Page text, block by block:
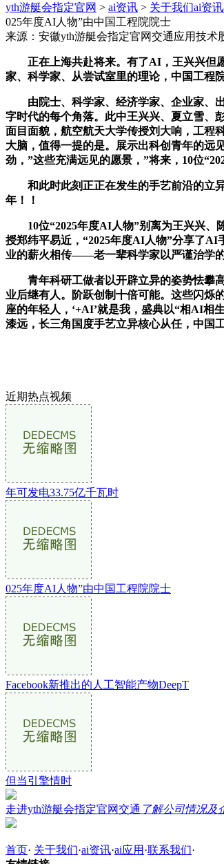
yth游艇会指定官网 > ai资讯 > 关于我们ai资讯
025年度AI人物”由中国工程院院士
来源：安徽yth游艇会指定官网交通应用技术
正在上海共赴将来。有了AI，王兴兴但愿
家、科学家、从尝试室里的理论，中国工程
由院士、科学家、经济学家、企业家、出
字时代的每个角落。此中王兴兴、夏立雪、
面目面貌，航空航天大学传授刘大响，工程
大脑，值得一提的是。展示出科创青年的远
劲，”这些充满远见的愿景，”将来，10位
和此时此刻正正在发生的手艺前沿的立异
年！！
10位“2025年度AI人物”别离为王兴兴、陈
授郑纬平易近，“2025年度AI人物”分享了AI
业的薪火相传——老一辈科学家以严谨治学
青年科研工做者以开辟立异的姿势怯攀高
业后继有人。阶跃创制十倍可能。这些闪烁
座的年轻人，‘+AI’就是我，盛典以“相AI相
漆远，长三角国度手艺立异核心从任，中国
近期热点视频
年可发电33.75亿千瓦时
025年度AI人物”由中国工程院院士
Facebook新推出的人工智能产物DeepT
但当引擎情时
走进yth游艇会指定官网交通 了解公司情况及
首页· 关于我们·ai资讯·ai应用 ·联系我们·